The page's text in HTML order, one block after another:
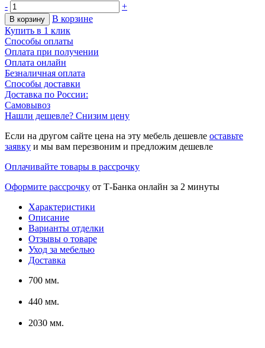
-
+
В корзину
В корзине
Купить в 1 клик
Способы оплаты
Оплата при получении
Оплата онлайн
Безналичная оплата
Способы доставки
Доставка по России:
Самовывоз
Нашли дешевле? Снизим цену
Если на другом сайте цена на эту мебель дешевле оставьте
заявку и мы вам перезвоним и предложим дешевле
Оплачивайте товары в рассрочку
Оформите рассрочку от Т-Банка онлайн за 2 минуты
Характеристики
Описание
Варианты отделки
Отзывы о товаре
Уход за мебелью
Доставка
700 мм.
440 мм.
2030 мм.